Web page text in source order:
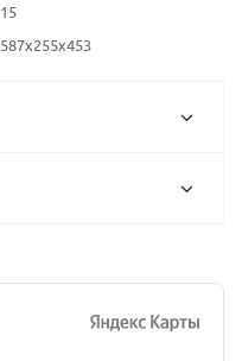
15
587х255х453